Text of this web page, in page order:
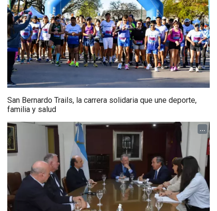
San Bernardo Trails, la carrera solidaria que une deporte,
familia y salud
...